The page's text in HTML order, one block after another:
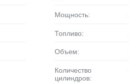
Мощность:
Топливо:
Объем:
Количество
цилиндров: